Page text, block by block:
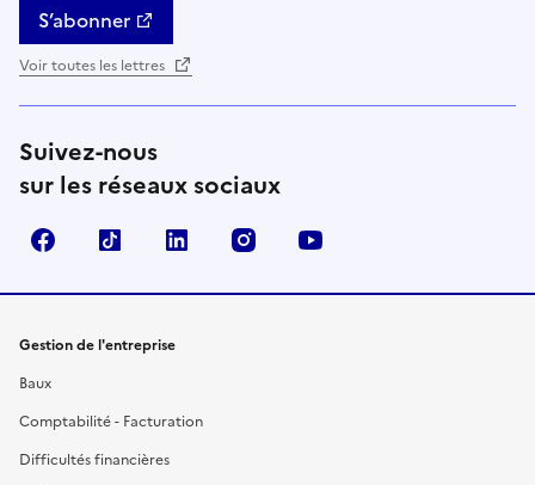
S’abonner
Voir toutes les lettres
Suivez-nous
sur les réseaux sociaux
FacebookTikTok Linkedin Instagram
Gestion de l'entreprise
Baux
Comptabilité - Facturation
Difficultés financières